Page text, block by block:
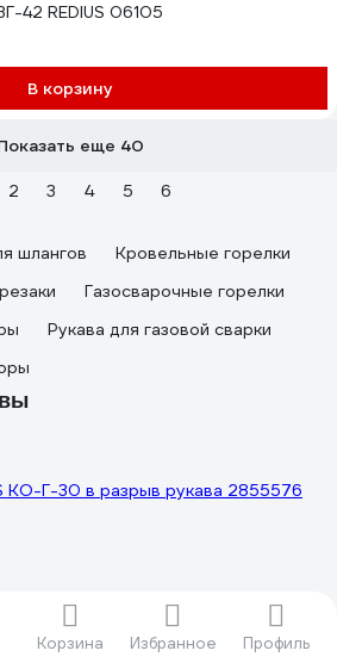
Корзина Избранное Профиль
42 REDIUS 06105
В корзину
еще 40
2 3 4 5 6
шлангов
Кровельные горелки
Газосварочные горелки
Рукава для газовой сварки
КО-Г-30 в разрыв рукава 2855576